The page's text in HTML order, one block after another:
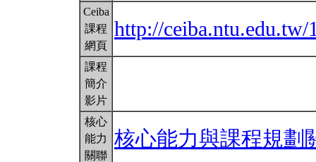
Ceiba
課程
網頁
http://ceiba.ntu.edu.tw/
課程
簡介
影片
核心
能力
關聯
核心能力與課程規劃